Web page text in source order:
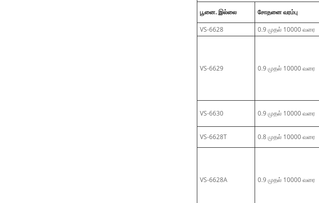
பூனை. இல்லை
சோதனை வரம்பு
VS-6628
0.9 முதல் 10000 வரை
VS-6629 0.9 முதல் 10000 வரை
VS-6630 0.9 முதல் 10000 வரை
VS-6628T 0.8 முதல் 10000 வரை
VS-6628A 0.9 முதல் 10000 வரை